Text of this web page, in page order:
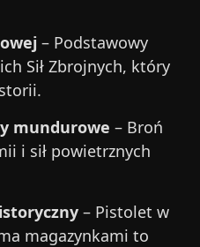
– Podstawowy
Sił Zbrojnych, który
mundurowe – Broń
i sił powietrznych
– Pistolet w
magazynkami to